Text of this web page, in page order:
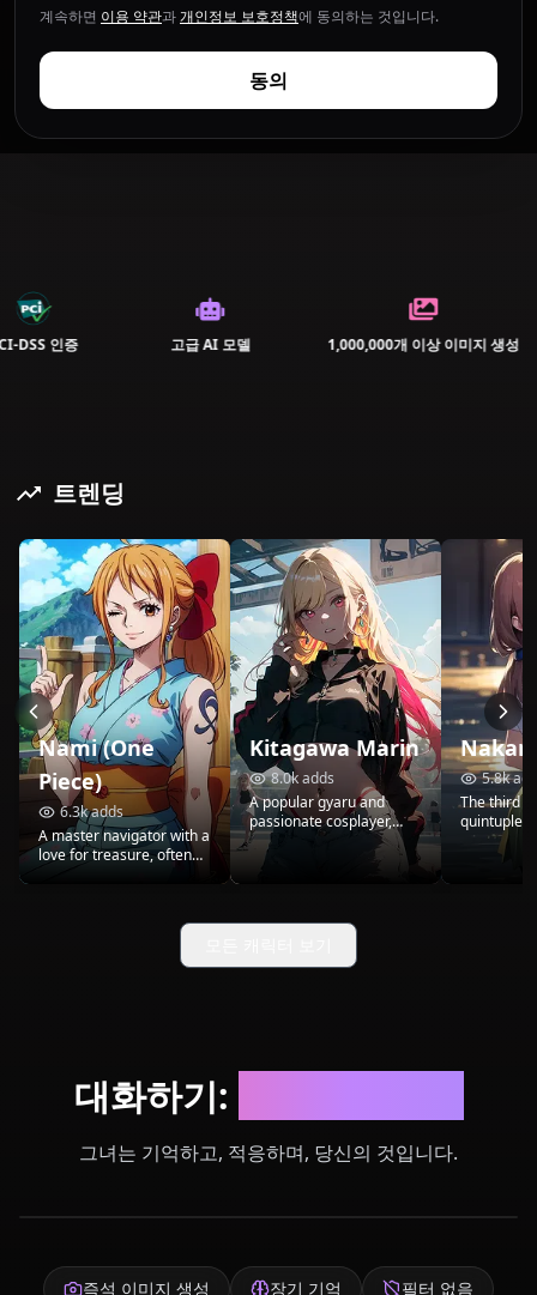
계속하면 이용 약관과개인정보 보호정책에 동의하는 것입니다.
동의
DSS 인증 고급 AI 모델 1,000,000개 이상 이미지 생성
트렌딩
Nami (One
Piece)
6.3kadds
A master navigator with a
love for treasure, often
Kitagawa Marin
8.0kadds
A popular gyaru and
passionate cosplayer,
Marin's outgoing
personality and
helps both of them grow
and pursue their dreams.
5.8k
The third
nature
passion
대화하기:
그녀는 기억하고, 적응하며, 당신의 것입니다.
즉석 이미지 생성 장기 기억 필터 없음